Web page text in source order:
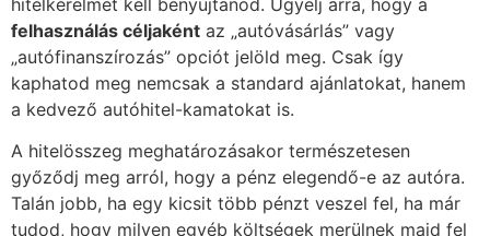
hitelkérelmet kell benyújtanod. Ügyelj arra, hogy a
felhasználás céljaként az „autóvásárlás” vagy
„autófinanszírozás” opciót jelöld meg. Csak így
kaphatod meg nemcsak a standard ajánlatokat, hanem
a kedvező autóhitel-kamatokat is.
A hitelösszeg meghatározásakor természetesen
győződj meg arról, hogy a pénz elegendő-e az autóra.
Talán jobb, ha egy kicsit több pénzt veszel fel, ha már
tudod, hogy milyen egyéb költségek merülnek majd fel